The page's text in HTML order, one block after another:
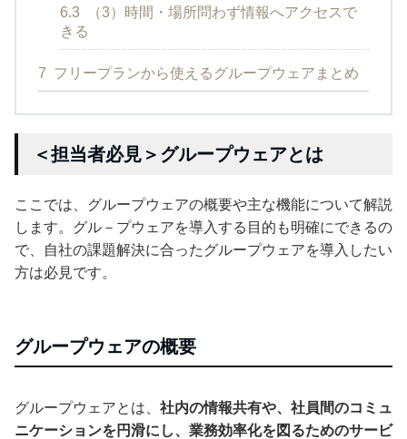
6.3
（3）時間・場所問わず情報へアクセスで
きる
7 フリープランから使えるグループウェアまとめ
＜担当者必見＞グループウェアとは
ここでは、グループウェアの概要や主な機能について解説
します。グル－プウェアを導入する目的も明確にできるの
で、自社の課題解決に合ったグループウェアを導入したい
方は必見です。
グループウェアの概要
グループウェアとは、 社内の情報共有や、社員間のコミュ
ニケーションを円滑にし、業務効率化を図るためのサービ